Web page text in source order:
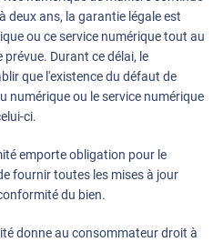
deux ans, la garantie légale est
ou ce service numérique tout au
Durant ce délai, le
que l'existence du défaut de
ou le service numérique
ci.
emporte obligation pour le
fournir toutes les mises à jour
du bien.
donne au consommateur droit à